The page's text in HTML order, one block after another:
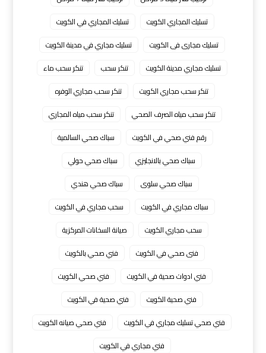
تسليك المجاري الكويت
تسليك المجاري في الكويت
تسليك مجارى فى الكويت
تسليك مجاري في مدينة الكويت
تسليك مجاري مدينة الكويت
تنكر سحب
تنكر سحب ماء
تنكر سحب مجاري الكويت
تنكر سحب مجاري الوفره
تنكر سحب مياه الصرف الصحي
تنكر سحب مياه المجاري
رقم فني صحي في الكويت
سباك صحي السالمية
سباك صحي بالانجليزي
سباك صحي حولي
سباك صحي سلوى
سباك صحي هندي
سباك مجاري في الكويت
سحب مجاري في الكويت
سحب مجاري الكويت
صيانة السخانات المركزية
فنى صحي في الكويت
فني صحي بالكويت
فني ادوات صحية في الكويت
فني صحي الكويت
فني صحية الكويت
فني صحية في الكويت
فني صحي تسليك مجاري في الكويت
فني صحي صيانه الكويت
فني مجاري في الكويت